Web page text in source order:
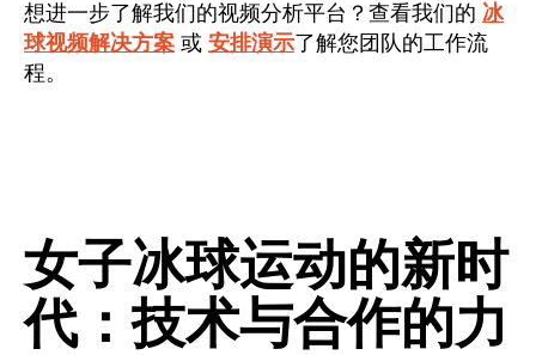
想进一步了解我们的视频分析平台？查看我们的 冰
球视频解决方案 或 安排演示了解您团队的工作流
程。
女子冰球运动的新时
代：技术与合作的力